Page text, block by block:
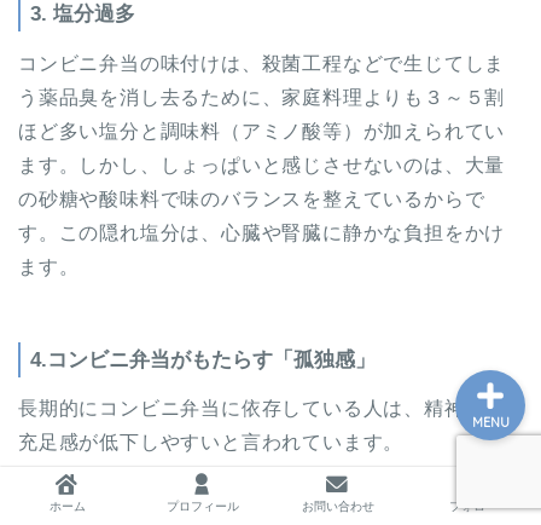
3. 塩分過多
コンビニ弁当の味付けは、殺菌工程などで生じてしま
う薬品臭を消し去るために、家庭料理よりも３～５割
ほど多い塩分と調味料（アミノ酸等）が加えられてい
ます。しかし、しょっぱいと感じさせないのは、大量
の砂糖や酸味料で味のバランスを整えているからで
す。この隠れ塩分は、心臓や腎臓に静かな負担をかけ
ます。
4.コンビニ弁当がもたらす「孤独感」
長期的にコンビニ弁当に依存している人は、精神的な
充足感が低下しやすいと言われています。
自炊は、単なる栄養摂取ではなく、野菜を洗い、包丁
ホーム プロフィール お問い合わせ フォロー
MENU
ホーム
プロフィール
お問い合わせ